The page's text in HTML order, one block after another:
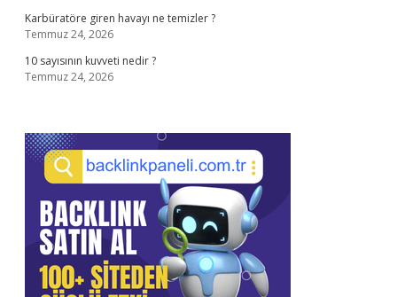
Karbüratöre giren havayı ne temizler ?
Temmuz 24, 2026
10 sayısının kuvveti nedir ?
Temmuz 24, 2026